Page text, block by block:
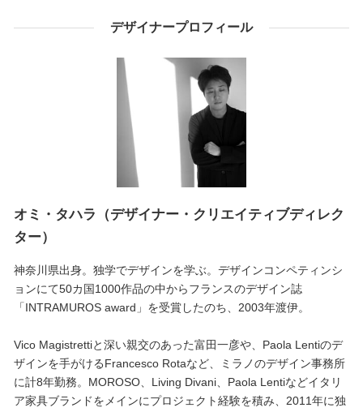
デザイナープロフィール
オミ・タハラ（デザイナー・クリエイティブディレク
ター）
神奈川県出身。独学でデザインを学ぶ。デザインコンペティンシ
ョンにて50カ国1000作品の中からフランスのデザイン誌
「INTRAMUROS award」を受賞したのち、2003年渡伊。
Vico Magistrettiと深い親交のあった富田一彦や、Paola Lentiのデ
ザインを手がけるFrancesco Rotaなど、ミラノのデザイン事務所
に計8年勤務。MOROSO、Living Divani、Paola Lentiなどイタリ
ア家具ブランドをメインにプロジェクト経験を積み、2011年に独